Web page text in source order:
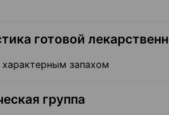
готовой
запахом
группа